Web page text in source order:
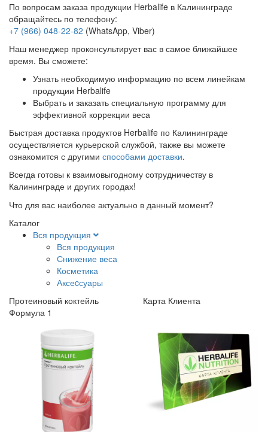
По вопросам заказа продукции Herbalife в Калининграде
обращайтесь по телефону:
+7 (966) 048-22-82 (WhatsApp, Viber)
Наш менеджер проконсультирует вас в самое ближайшее
время. Вы сможете:
Узнать необходимую информацию по всем линейкам
продукции Herbalife
Выбрать и заказать специальную программу для
эффективной коррекции веса
Быстрая доставка продуктов Herbalife по Калининграде
осуществляется курьерской службой, также вы можете
ознакомится с другими способами доставки.
Всегда готовы к взаимовыгодному сотрудничеству в
Калининграде и других городах!
Что для вас наиболее актуально в данный момент?
Каталог
Вся продукция
Вся продукция
Снижение веса
Косметика
Аксеcсуары
Протеиновый коктейль
Формула 1
Карта Клиента